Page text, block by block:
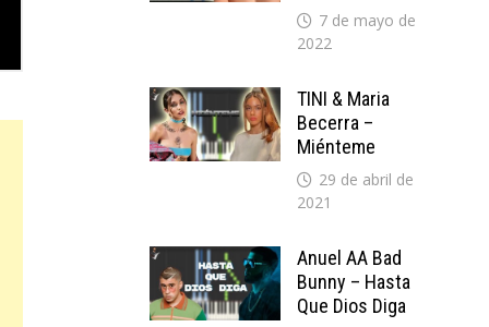
7 de mayo de
2022
TINI & Maria
Becerra –
Miénteme
29 de abril de
2021
Anuel AA Bad
Bunny – Hasta
Que Dios Diga